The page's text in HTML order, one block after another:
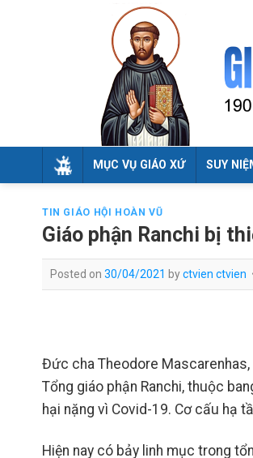
MỤC VỤ GIÁO XỨ SUY
TIN GIÁO HỘI HOÀN VŨ
Giáo phận Ranchi bị
Posted on 30/04/2021 byctvien ctvien
Đức cha Theodore Mascarenhas,
Tổng giáo phận Ranchi, thuộc
hại nặng vì Covid-19. Cơ cấu hạ
Hiện nay có bảy linh mục trong